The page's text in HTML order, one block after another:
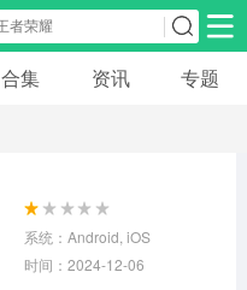
安卓游戏
合集 资讯 专题
系统：Android, iOS
时间：2024-12-06